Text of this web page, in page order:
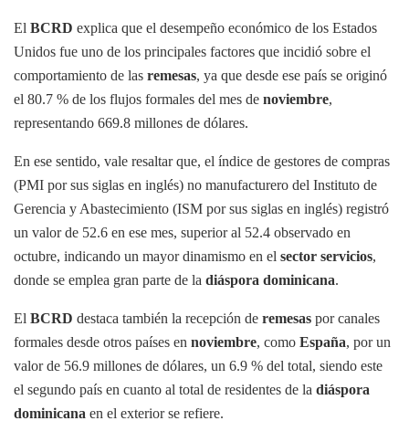
El BCRD explica que el desempeño económico de los Estados
Unidos fue uno de los principales factores que incidió sobre el
comportamiento de las remesas, ya que desde ese país se originó
el 80.7 % de los flujos formales del mes de noviembre,
representando 669.8 millones de dólares.
En ese sentido, vale resaltar que, el índice de gestores de compras
(PMI por sus siglas en inglés) no manufacturero del Instituto de
Gerencia y Abastecimiento (ISM por sus siglas en inglés) registró
un valor de 52.6 en ese mes, superior al 52.4 observado en
octubre, indicando un mayor dinamismo en el sector servicios,
donde se emplea gran parte de la diáspora dominicana.
El BCRD destaca también la recepción de remesas por canales
formales desde otros países en noviembre, como España, por un
valor de 56.9 millones de dólares, un 6.9 % del total, siendo este
el segundo país en cuanto al total de residentes de la diáspora
dominicana en el exterior se refiere.